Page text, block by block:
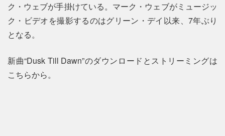
ク・ウェブが手掛けている。マーク・ウェブがミュージッ
ク・ビデオを撮影するのはグリーン・デイ以来、7年ぶり
となる。
新曲“Dusk Till Dawn”のダウンロードとストリーミングは
こちらから。